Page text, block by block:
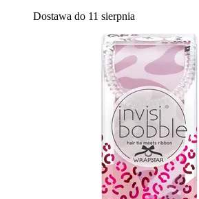
Dostawa do 11 sierpnia